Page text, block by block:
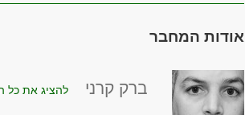
אודות המחבר
ברק קרני להציג את כל